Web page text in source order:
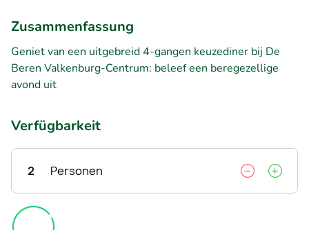
Zusammenfassung
Geniet van een uitgebreid 4-gangen keuzediner bij De
Beren Valkenburg-Centrum: beleef een beregezellige
avond uit
Verfügbarkeit
2 Personen